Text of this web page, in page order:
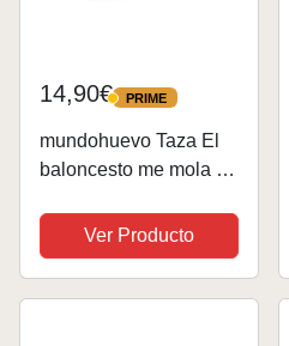
14,90€ PRIME
PRIME
mundohuevo Taza El
baloncesto me mola un
Ver Producto